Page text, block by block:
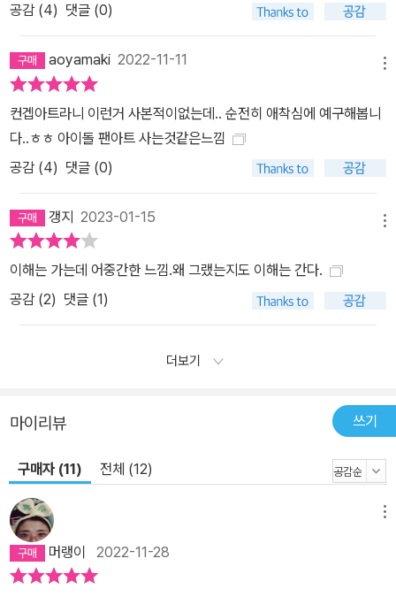
공감 (4) 댓글 (0)
aoyamaki 2022-11-11
컨겝아트라니 이런거 사본적이없는데.. 순전히 애착심에 예구해봅니
다..ㅎㅎ 아이돌 팬아트 사는것같은느낌
공감 (4) 댓글 (0)
갱지 2023-01-15
이해는 가는데 어중간한 느낌.왜 그랬는지도 이해는 간다.
공감 (2) 댓글 (1)
더보기
마이리뷰 쓰기
구매자 (11) 전체 (12)
머랭이 2022-11-28